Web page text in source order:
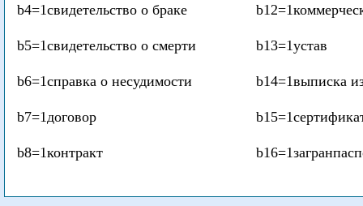
b4=1свидетельство о браке
b5=1свидетельство о смерти
b6=1справка о несудимости
b7=1 договор
b8=1контракт
b12=1
b13=1устав
b14=1выписка
b15=1
b16=1